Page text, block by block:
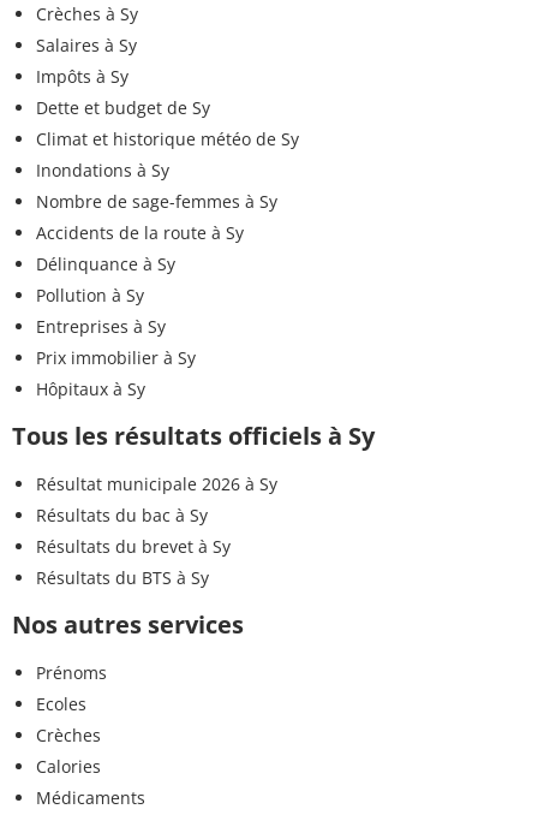
Crèches à Sy
Salaires à Sy
Impôts à Sy
Dette et budget de Sy
Climat et historique météo de Sy
Inondations à Sy
Nombre de sage-femmes à Sy
Accidents de la route à Sy
Délinquance à Sy
Pollution à Sy
Entreprises à Sy
Prix immobilier à Sy
Hôpitaux à Sy
Tous les résultats officiels à Sy
Résultat municipale 2026 à Sy
Résultats du bac à Sy
Résultats du brevet à Sy
Résultats du BTS à Sy
Nos autres services
Prénoms
Ecoles
Crèches
Calories
Médicaments